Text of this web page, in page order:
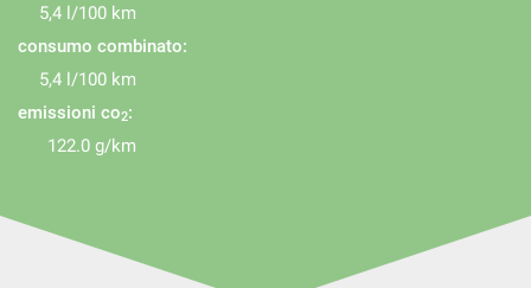
MP3
Park Distance Control
Pneumatici estivi
Riconoscimento dei segnali stradali
Schermo multifunzione interamente digitale
Sensore di pioggia
Sensori di parcheggio posteriori
5,4 l/100 km
consumo combinato:
5,4 l/100 km
emissioni co2:
122.0 g/km